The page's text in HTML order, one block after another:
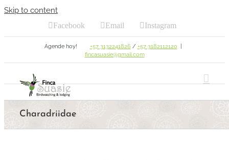
Skip to content
Facebook Email Instagram
Agende hoy! +57 3132241826 / +57 3182112120
fincasuasie@gmail.com
Charadriidae